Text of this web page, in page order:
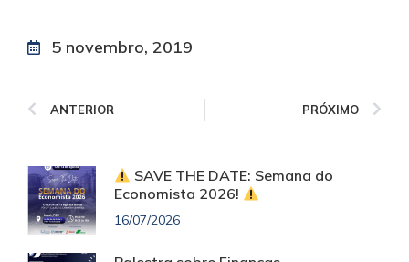
5 novembro, 2019
ANTERIOR PRÓXIMO
SAVE THE DATE: Semana do
Economista 2026!
16/07/2026